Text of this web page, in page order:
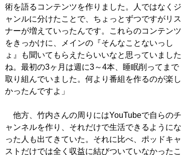
術を語るコンテンツを作りました。人ではなくジ
ャンルに分けたことで、ちょっとずつですがリス
ナーが増えていったんです。これらのコンテンツ
をきっかけに、メインの『そんなことないっし
ょ』も聞いてもらえたらいいなと思っていました
ね。最初の3ヶ月は週に3～4本、睡眠削ってまで
取り組んでいました。何より番組を作るのが楽し
かったんですよ」
他方、竹内さんの周りにはYouTubeで自らのチ
ャンネルを作り、それだけで生活できるようにな
った人も出てきていた。それに比べ、ポッドキャ
ストだけでは全く収益に結びついていなかったこ